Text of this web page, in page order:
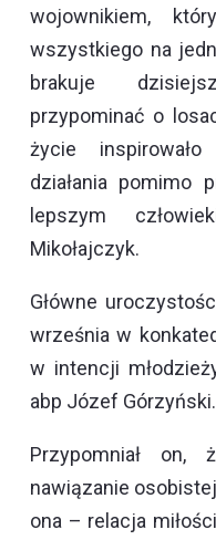
wojownikiem,
wszystkiego na
brakuje
przypominać o
życie
działania pomimo
lepszym
Mikołajczyk.
Główne
września w
w intencji
abp Józef Górzyński.
Przypomniał
nawiązanie
ona – relacja